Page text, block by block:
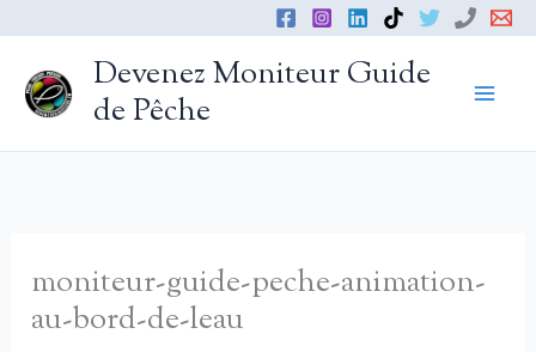
contenu
Devenez Moniteur Guide
de Pêche
moniteur-guide-peche-animation-
au-bord-de-leau